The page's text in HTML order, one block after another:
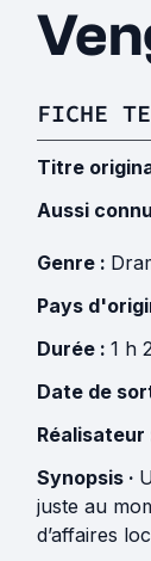
FICHE
Titre
Aussi
Genre :
Pays
Durée : 1 h
Date de
Réalisateur
Synopsis ·
juste au
d’affaires